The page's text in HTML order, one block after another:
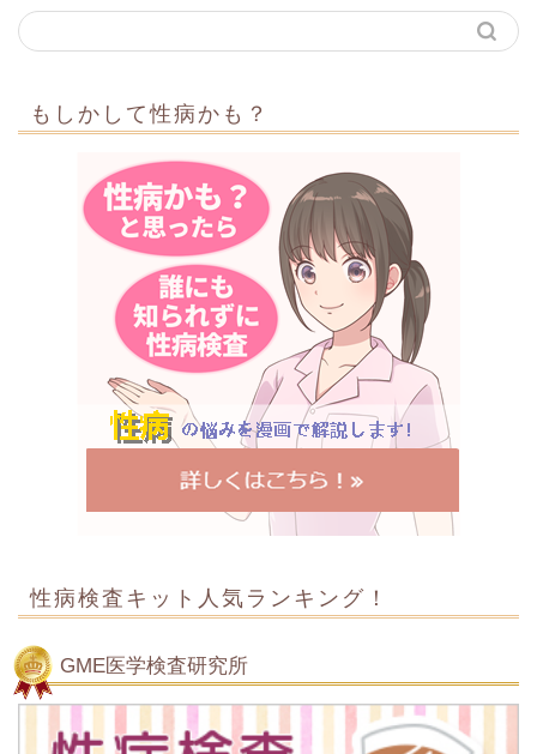
もしかして性病かも？
性病検査キット人気ランキング！
GME医学検査研究所